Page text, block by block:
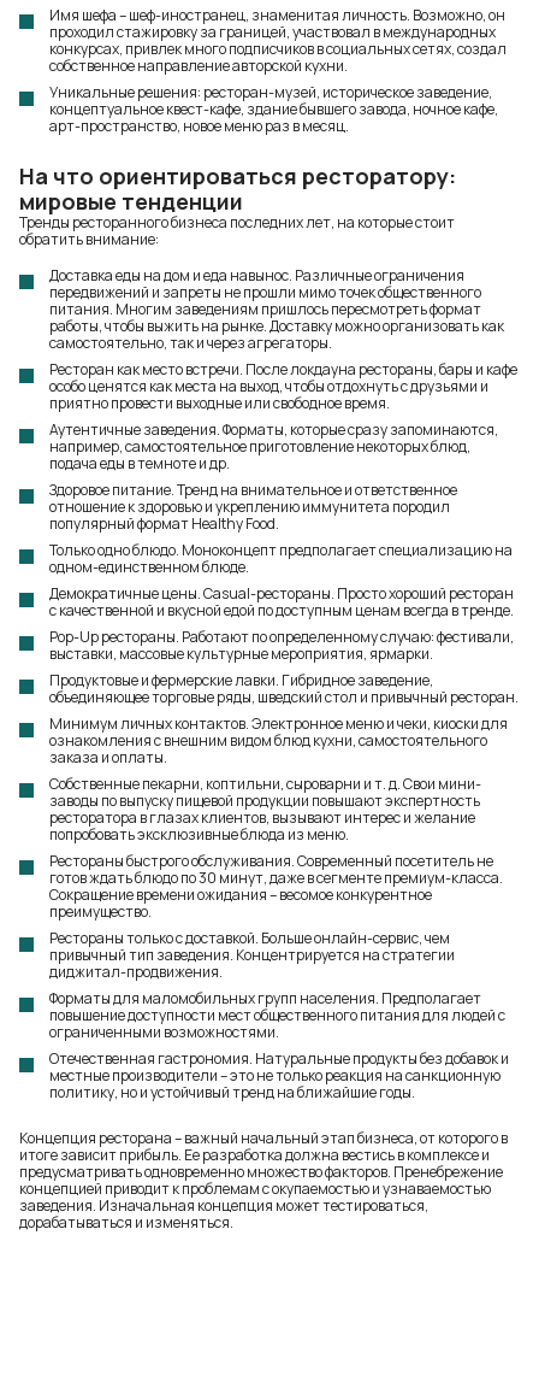
Имя шефа – шеф-иностранец, знаменитая личность. Возможно, он
проходил стажировку за границей, участвовал в международных
конкурсах, привлек много подписчиков в социальных сетях, создал
собственное направление авторской кухни.
Уникальные решения: ресторан-музей, историческое заведение,
концептуальное квест-кафе, здание бывшего завода, ночное кафе,
арт-пространство, новое меню раз в месяц.
На что ориентироваться ресторатору:
мировые тенденции
Тренды ресторанного бизнеса последних лет, на которые стоит
обратить внимание:
Доставка еды на дом и еда навынос. Различные ограничения
передвижений и запреты не прошли мимо точек общественного
питания. Многим заведениям пришлось пересмотреть формат
работы, чтобы выжить на рынке. Доставку можно организовать как
самостоятельно, так и через агрегаторы.
Ресторан как место встречи. После локдауна рестораны, бары и кафе
особо ценятся как места на выход, чтобы отдохнуть с друзьями и
приятно провести выходные или свободное время.
Аутентичные заведения. Форматы, которые сразу запоминаются,
например, самостоятельное приготовление некоторых блюд,
подача еды в темноте и др.
Здоровое питание. Тренд на внимательное и ответственное
отношение к здоровью и укреплению иммунитета породил
популярный формат Healthy Food.
Только одно блюдо. Моноконцепт предполагает специализацию на
одном-единственном блюде.
Демократичные цены. Casual-рестораны. Просто хороший ресторан
с качественной и вкусной едой по доступным ценам всегда в тренде.
Pop-Up рестораны. Работают по определенному случаю: фестивали,
выставки, массовые культурные мероприятия, ярмарки.
Продуктовые и фермерские лавки. Гибридное заведение,
объединяющее торговые ряды, шведский стол и привычный ресторан.
Минимум личных контактов. Электронное меню и чеки, киоски для
ознакомления с внешним видом блюд кухни, самостоятельного
заказа и оплаты.
Собственные пекарни, коптильни, сыроварни и т. д. Свои мини-
заводы по выпуску пищевой продукции повышают экспертность
ресторатора в глазах клиентов, вызывают интерес и желание
попробовать эксклюзивные блюда из меню.
Рестораны быстрого обслуживания. Современный посетитель не
готов ждать блюдо по 30 минут, даже в сегменте премиум-класса.
Сокращение времени ожидания – весомое конкурентное
преимущество.
Рестораны только с доставкой. Больше онлайн-сервис, чем
привычный тип заведения. Концентрируется на стратегии
диджитал-продвижения.
Форматы для маломобильных групп населения. Предполагает
повышение доступности мест общественного питания для людей с
ограниченными возможностями.
Отечественная гастрономия. Натуральные продукты без добавок и
местные производители – это не только реакция на санкционную
политику, но и устойчивый тренд на ближайшие годы.
Концепция ресторана – важный начальный этап бизнеса, от которого в
итоге зависит прибыль. Ее разработка должна вестись в комплексе и
предусматривать одновременно множество факторов. Пренебрежение
концепцией приводит к проблемам с окупаемостью и узнаваемостью
заведения. Изначальная концепция может тестироваться,
дорабатываться и изменяться.